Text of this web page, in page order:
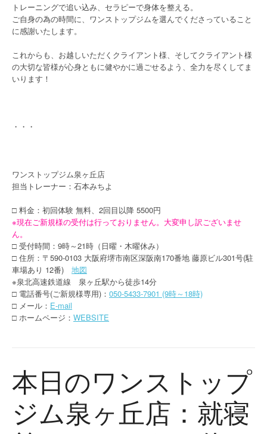
トレーニングで追い込み、セラピーで身体を整える。
ご自身の為の時間に、ワンストップジムを選んでくださっていること
に感謝いたします。
これからも、お越しいただくクライアント様、そしてクライアント様
の大切な皆様が心身ともに健やかに過ごせるよう、全力を尽くしてま
いります！
・・・
ワンストップジム泉ヶ丘店
担当トレーナー：石本みちよ
□ 料金：初回体験 無料、2回目以降 5500円
※現在ご新規様の受付は行っておりません。大変申し訳ございませ
ん。
□ 受付時間：9時～21時（日曜・木曜休み）
□ 住所：〒590-0103 大阪府堺市南区深阪南170番地 藤原ビル301号(駐
車場あり 12番) 地図
※泉北高速鉄道線 泉ヶ丘駅から徒歩14分
□ 電話番号(ご新規様専用)： 050-5433-7901 (9時～18時)
□ メール： E-mail
□ ホームページ： WEBSITE
本日のワンストップ
ジム泉ヶ丘店：就寝